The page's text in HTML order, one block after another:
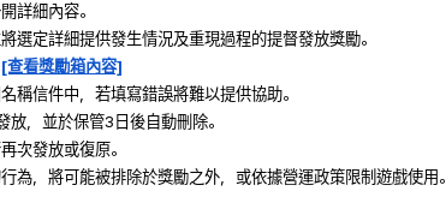
詳細內容。
選定詳細提供發生情況及重現過程的提督發放獎勵。
[查看獎勵箱內容]
稱信件中，若填寫錯誤將難以提供協助。
，並於保管3日後自動刪除。
次發放或復原。
為，將可能被排除於獎勵之外，或依據營運政策限制遊戲使用。